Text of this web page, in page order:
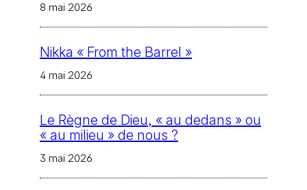
8 mai 2026
Nikka « From the Barrel »
4 mai 2026
Le Règne de Dieu, « au dedans » ou
« au milieu » de nous ?
3 mai 2026